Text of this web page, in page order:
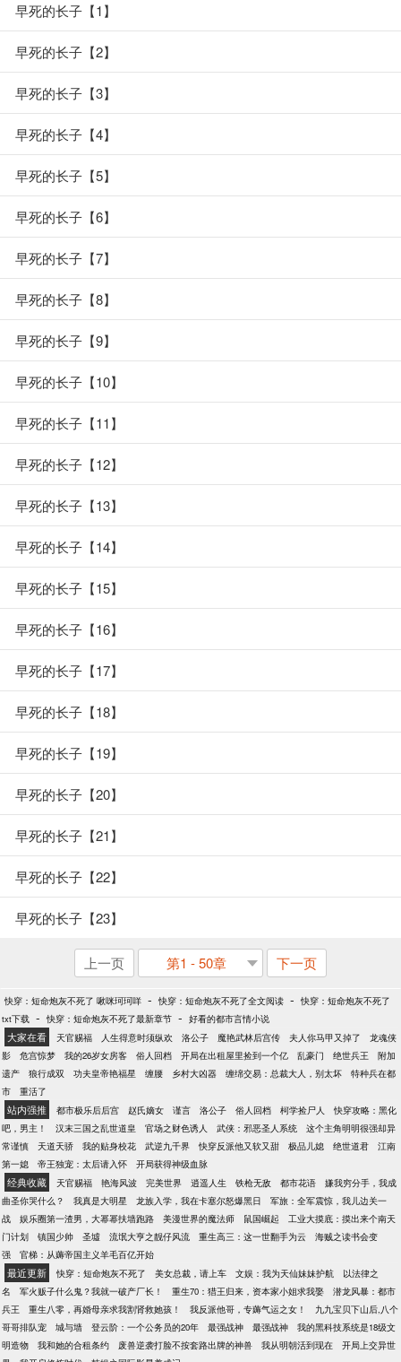
早死的长子【1】
早死的长子【2】
早死的长子【3】
早死的长子【4】
早死的长子【5】
早死的长子【6】
早死的长子【7】
早死的长子【8】
早死的长子【9】
早死的长子【10】
早死的长子【11】
早死的长子【12】
早死的长子【13】
早死的长子【14】
早死的长子【15】
早死的长子【16】
早死的长子【17】
早死的长子【18】
早死的长子【19】
早死的长子【20】
早死的长子【21】
早死的长子【22】
早死的长子【23】
上一页 第1 - 50章 下一页
快穿：短命炮灰不死了 啾咪珂珂咩 - 快穿：短命炮灰不死了全文阅读 - 快穿：短命炮灰不死了
txt下载 - 快穿：短命炮灰不死了最新章节 - 好看的都市言情小说
大家在看 天官赐福 人生得意时须纵欢 洛公子 魔艳武林后宫传 夫人你马甲又掉了
龙魂侠
影
危宫惊梦 我的26岁女房客 俗人回档 开局在出租屋里捡到一个亿 乱豪门 绝世兵王
附加
遗产
狼行成双 功夫皇帝艳福星 缠腰 乡村大凶器 缠绵交易：总裁大人，别太坏
特种兵在都
市
重活了
站内强推 都市极乐后后宫 赵氏嫡女 谨言 洛公子 俗人回档 柯学捡尸人
快穿攻略：黑化
吧，男主！
汉末三国之乱世道皇 官场之财色诱人 武侠：邪恶圣人系统
这个主角明明很强却异
常谨慎
天道天骄 我的贴身校花 武逆九千界 快穿反派他又软又甜 极品儿媳 绝世道君
江南
第一媳
帝王独宠：太后请入怀 开局获得神级血脉
经典收藏 天官赐福 艳海风波 完美世界 逍遥人生 铁枪无敌 都市花语
嫌我穷分手，我成
曲圣你哭什么？
我真是大明星 龙族入学，我在卡塞尔怒爆黑日
军旅：全军震惊，我儿边关一
战
娱乐圈第一渣男，大幂幂扶墙跑路 美漫世界的魔法师 鼠国崛起
工业大摸底：摸出来个南天
门计划
镇国少帅 圣墟 流氓大亨之靓仔风流 重生高三：这一世翻手为云
海贼之读书会变
强
官梯：从薅帝国主义羊毛百亿开始
最近更新 快穿：短命炮灰不死了 美女总裁，请上车 文娱：我为天仙妹妹护航
以法律之
名
军火贩子什么鬼？我就一破产厂长！ 重生70：猎王归来，资本家小姐求我娶
潜龙风暴：都市
兵王
重生八零，再婚母亲求我割肾救她孩！ 我反派他哥，专薅气运之女！
九九宝贝下山后,八个
哥哥排队宠
城与墙 登云阶：一个公务员的20年 最强战神 最强战神
我的黑科技系统是18级文
明造物
我和她的合租条约 废兽逆袭打脸不按套路出牌的神兽 我从明朝活到现在
开局上交异世